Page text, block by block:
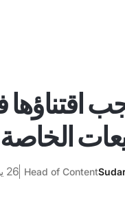
يجب
Head of Content 26 يونيو 2024